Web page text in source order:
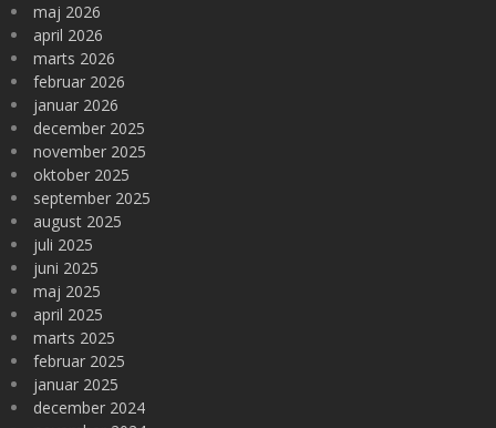
maj 2026
april 2026
marts 2026
februar 2026
januar 2026
december 2025
november 2025
oktober 2025
september 2025
august 2025
juli 2025
juni 2025
maj 2025
april 2025
marts 2025
februar 2025
januar 2025
december 2024